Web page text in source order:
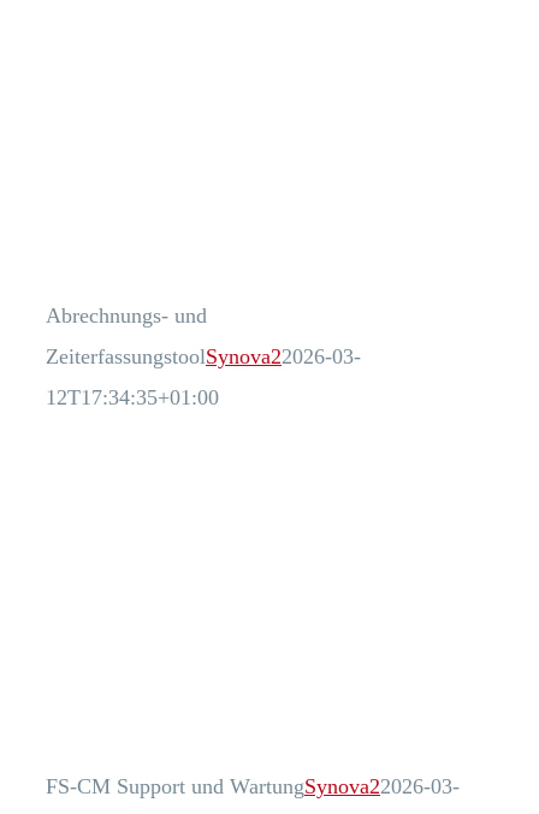
Abrechnungs- und
ZeiterfassungstoolSynova22026-03-
12T17:34:35+01:00
FS-CM Support und WartungSynova22026-03-